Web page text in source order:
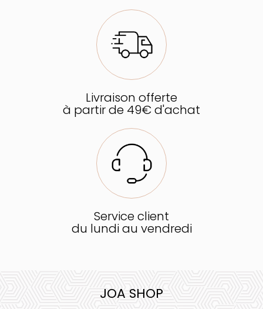
Livraison offerte
à partir de 49€ d'achat
Service client
du lundi au vendredi
JOA SHOP